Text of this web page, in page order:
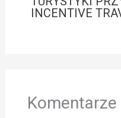
INCENTIVE
Komentarze